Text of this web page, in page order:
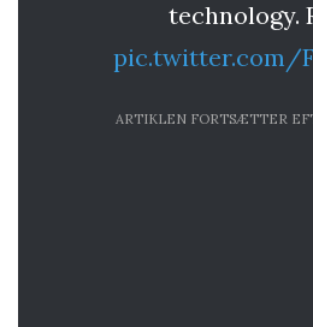
technology.
pic.twitter.com/
ARTIKLEN FORTSÆTTER